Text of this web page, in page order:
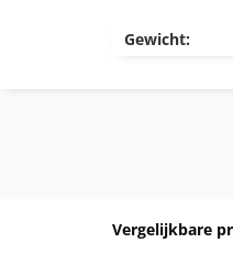
Gewicht:
Vergelijkbare